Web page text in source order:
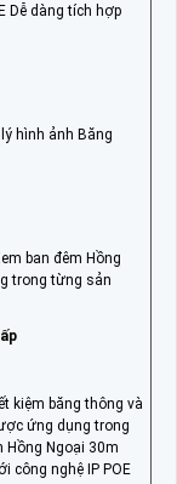
Dễ dàng tích hợp
hình ảnh Băng
ban đêm Hồng
trong từng sản
kiệm băng thông và
ứng dụng trong
Hồng Ngoại 30m
công nghệ IP POE